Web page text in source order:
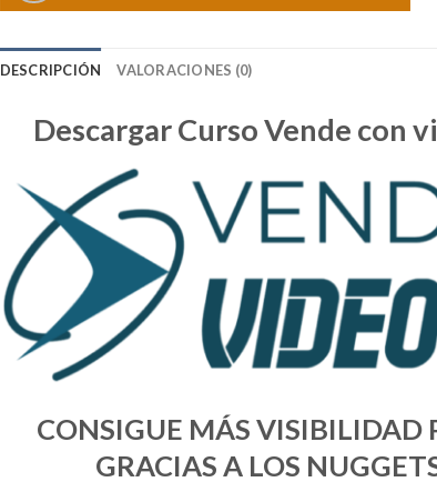
DESCRIPCIÓN VALORACIONES (0)
Descargar Curso Vende con
CONSIGUE MÁS VISIBILIDAD
GRACIAS A LOS